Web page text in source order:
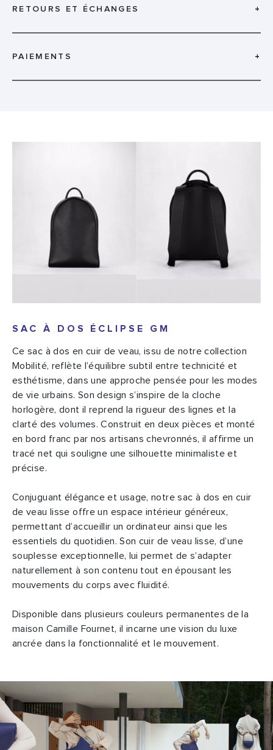
RETOURS ET ÉCHANGES +
PAIEMENTS +
SAC À DOS ÉCLIPSE GM
Ce sac à dos en cuir de veau, issu de notre collection
Mobilité, reflète l’équilibre subtil entre technicité et
esthétisme, dans une approche pensée pour les modes
de vie urbains. Son design s’inspire de la cloche
horlogère, dont il reprend la rigueur des lignes et la
clarté des volumes. Construit en deux pièces et monté
en bord franc par nos artisans chevronnés, il affirme un
tracé net qui souligne une silhouette minimaliste et
précise.
Conjuguant élégance et usage, notre sac à dos en cuir
de veau lisse offre un espace intérieur généreux,
permettant d’accueillir un ordinateur ainsi que les
essentiels du quotidien. Son cuir de veau lisse, d’une
souplesse exceptionnelle, lui permet de s’adapter
naturellement à son contenu tout en épousant les
mouvements du corps avec fluidité.
Disponible dans plusieurs couleurs permanentes de la
maison Camille Fournet, il incarne une vision du luxe
ancrée dans la fonctionnalité et le mouvement.